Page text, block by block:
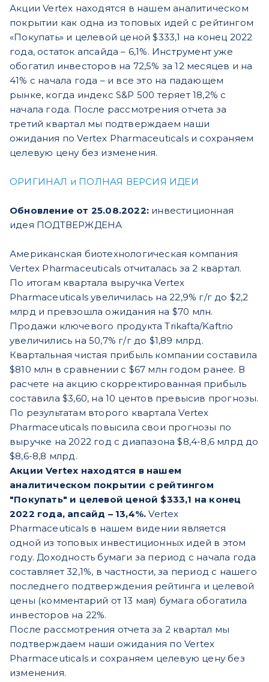
Акции Vertex находятся в нашем аналитическом
покрытии как одна из топовых идей с рейтингом
«Покупать» и целевой ценой $333,1 на конец 2022
года, остаток апсайда – 6,1%. Инструмент уже
обогатил инвесторов на 72,5% за 12 месяцев и на
41% с начала года – и все это на падающем
рынке, когда индекс S&P 500 теряет 18,2% с
начала года. После рассмотрения отчета за
третий квартал мы подтверждаем наши
ожидания по Vertex Pharmaceuticals и сохраняем
целевую цену без изменения.
ОРИГИНАЛ и ПОЛНАЯ ВЕРСИЯ ИДЕИ
Обновление от 25.08.2022: инвестиционная
идея ПОДТВЕРЖДЕНА
Американская биотехнологическая компания
Vertex Pharmaceuticals отчиталась за 2 квартал.
По итогам квартала выручка Vertex
Pharmaceuticals увеличилась на 22,9% г/г до $2,2
млрд и превзошла ожидания на $70 млн.
Продажи ключевого продукта Trikafta/Kaftrio
увеличились на 50,7% г/г до $1,89 млрд.
Квартальная чистая прибыль компании составила
$810 млн в сравнении с $67 млн годом ранее. В
расчете на акцию скорректированная прибыль
составила $3,60, на 10 центов превысив прогнозы.
По результатам второго квартала Vertex
Pharmaceuticals повысила свои прогнозы по
выручке на 2022 год с диапазона $8,4-8,6 млрд до
$8,6-8,8 млрд.
Акции Vertex находятся в нашем
аналитическом покрытии с рейтингом
"Покупать" и целевой ценой $333,1 на конец
2022 года, апсайд – 13,4%. Vertex
Pharmaceuticals в нашем видении является
одной из топовых инвестиционных идей в этом
году. Доходность бумаги за период с начала года
составляет 32,1%, в частности, за период с нашего
последнего подтверждения рейтинга и целевой
цены (комментарий от 13 мая) бумага обогатила
инвесторов на 22%.
После рассмотрения отчета за 2 квартал мы
подтверждаем наши ожидания по Vertex
Pharmaceuticals и сохраняем целевую цену без
изменения.